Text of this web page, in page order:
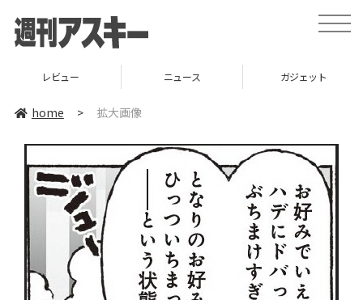
toggle
レビュー ニュース ガジェット
home > 拡大画像